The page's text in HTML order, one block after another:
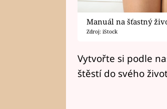
Manuál na šťastný
Zdroj: iStock
Vytvořte si podle
štěstí do svého